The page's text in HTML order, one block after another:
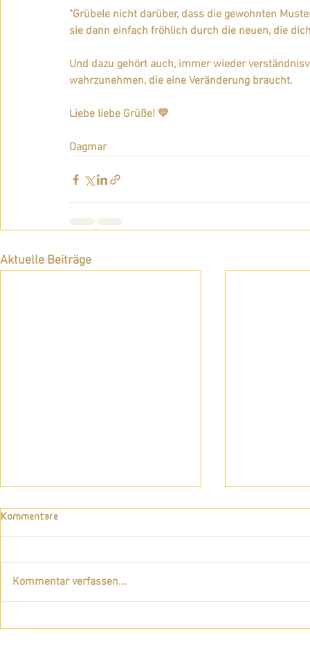
"Grübele nicht darüber, dass die gewohnten
sie dann einfach fröhlich durch die neuen, die
Und dazu gehört auch, immer wieder
wahrzunehmen, die eine Veränderung braucht.
Liebe liebe Grüße! 💛
Dagmar
Aktuelle Beiträge
Kommentare
Kommentar verfassen...